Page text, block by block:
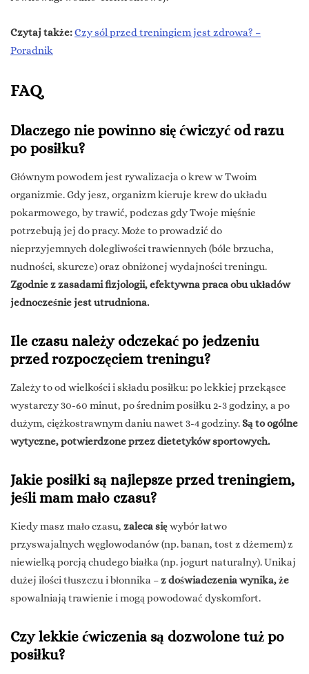
Czytaj także:Czy sól przed treningiem jest zdrowa? –
Poradnik
FAQ
Dlaczego nie powinno się ćwiczyć od razu
po posiłku?
Głównym powodem jest rywalizacja o krew w Twoim
organizmie. Gdy jesz, organizm kieruje krew do układu
pokarmowego, by trawić, podczas gdy Twoje mięśnie
potrzebują jej do pracy. Może to prowadzić do
nieprzyjemnych dolegliwości trawiennych (bóle brzucha,
nudności, skurcze) oraz obniżonej wydajności treningu.
Zgodnie z zasadami fizjologii, efektywna praca obu układów
jednocześnie jest utrudniona.
Ile czasu należy odczekać po jedzeniu
przed rozpoczęciem treningu?
Zależy to od wielkości i składu posiłku: po lekkiej przekąsce
wystarczy 30-60 minut, po średnim posiłku 2-3 godziny, a po
dużym, ciężkostrawnym daniu nawet 3-4 godziny.Są to ogólne
wytyczne, potwierdzone przez dietetyków sportowych.
Jakie posiłki są najlepsze przed treningiem,
jeśli mam mało czasu?
Kiedy masz mało czasu, zaleca sięwybór łatwo
przyswajalnych węglowodanów (np. banan, tost z dżemem) z
niewielką porcją chudego białka (np. jogurt naturalny). Unikaj
dużej ilości tłuszczu i błonnika –z doświadczenia wynika, że
spowalniają trawienie i mogą powodować dyskomfort.
Czy lekkie ćwiczenia są dozwolone tuż po
posiłku?